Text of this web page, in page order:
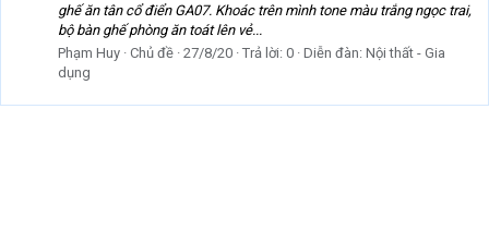
ghế ăn tân cổ điển GA07. Khoác trên mình tone màu trắng ngọc trai,
bộ bàn ghế phòng ăn toát lên vẻ...
Phạm Huy Chủ đề 27/8/20 Trả lời: 0 Diễn đàn: Nội thất - Gia
dụng